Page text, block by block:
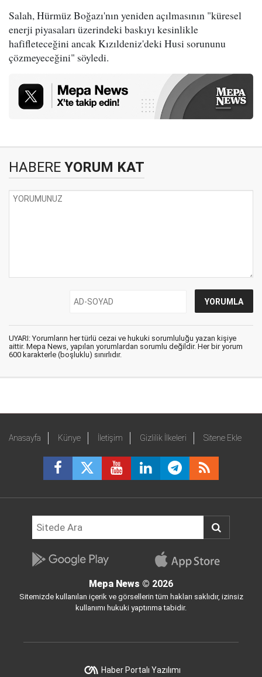
Salah, Hürmüz Boğazı'nın yeniden açılmasının "küresel
enerji piyasaları üzerindeki baskıyı kesinlikle
hafifleteceğini ancak Kızıldeniz'deki Husi sorununu
çözmeyeceğini" söyledi.
HABERE YORUM KAT
UYARI: Yorumların her türlü cezai ve hukuki sorumluluğu yazan kişiye
aittir. Mepa News, yapılan yorumlardan sorumlu değildir. Her bir yorum
600 karakterle (boşluklu) sınırlıdır.
Anasayfa Künye İletişim Gizlilik İlkeleri Sitene Ekle
Mepa News © 2026
Sitemizde kullanılan içerik ve görsellerin tüm hakları saklıdır, izinsiz
kullanımı hukuki yaptırıma tabidir.
Haber Portalı Yazılımı